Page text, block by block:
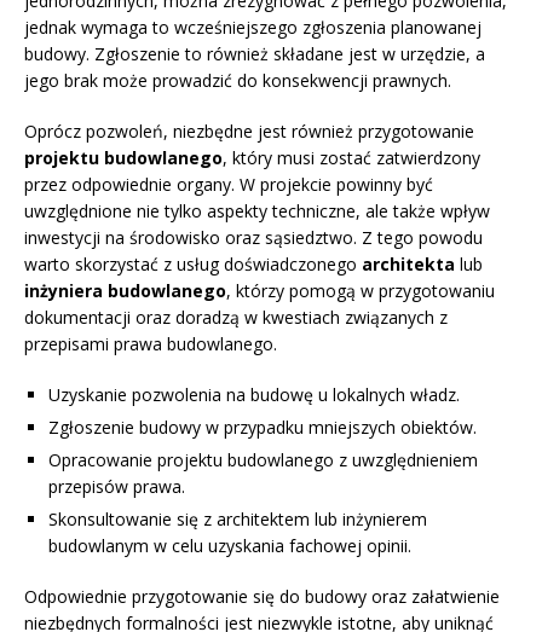
jednak wymaga to wcześniejszego zgłoszenia planowanej
budowy. Zgłoszenie to również składane jest w urzędzie, a
jego brak może prowadzić do konsekwencji prawnych.
Oprócz pozwoleń, niezbędne jest również przygotowanie
projektu budowlanego, który musi zostać zatwierdzony
przez odpowiednie organy. W projekcie powinny być
uwzględnione nie tylko aspekty techniczne, ale także wpływ
inwestycji na środowisko oraz sąsiedztwo. Z tego powodu
warto skorzystać z usług doświadczonego architekta lub
inżyniera budowlanego, którzy pomogą w przygotowaniu
dokumentacji oraz doradzą w kwestiach związanych z
przepisami prawa budowlanego.
Uzyskanie pozwolenia na budowę u lokalnych władz.
Zgłoszenie budowy w przypadku mniejszych obiektów.
Opracowanie projektu budowlanego z uwzględnieniem
przepisów prawa.
Skonsultowanie się z architektem lub inżynierem
budowlanym w celu uzyskania fachowej opinii.
Odpowiednie przygotowanie się do budowy oraz załatwienie
niezbędnych formalności jest niezwykle istotne, aby uniknąć